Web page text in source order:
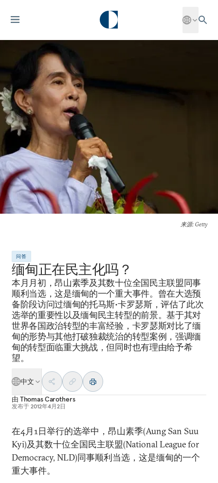
来源: Getty
问答
缅甸正在民主化吗？
本月月初，昂山素季及其数十位全国民主联盟同事
顺利当选，这是缅甸的一个重大事件。曾在大选预
备阶段访问过缅甸的托马斯•卡罗瑟斯，评估了此次
选举的重要性以及缅甸民主转型的前景。基于其对
世界各国政治转型的丰富经验，卡罗瑟斯对比了缅
甸的形势与其他打破独裁统治的转型案例，强调缅
甸的转型面临重大挑战，但同时也有理由给予希
望。
中文
由 Thomas Carothers
发布于 2012年4月2日
在4月1日举行的选举中，昂山素季(Aung San Suu
Kyi)及其数十位全国民主联盟(National League for
Democracy, NLD)同事顺利当选，这是缅甸的一个
重大事件。